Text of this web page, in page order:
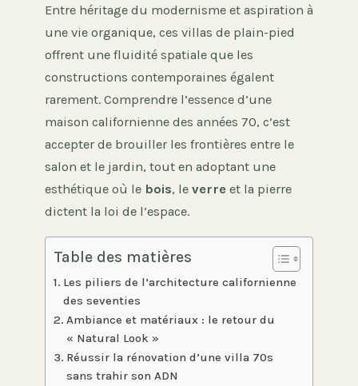
Entre héritage du modernisme et aspiration à
une vie organique, ces villas de plain-pied
offrent une fluidité spatiale que les
constructions contemporaines égalent
rarement. Comprendre l’essence d’une
maison californienne des années 70, c’est
accepter de brouiller les frontières entre le
salon et le jardin, tout en adoptant une
esthétique où le bois, le verre et la pierre
dictent la loi de l’espace.
Table des matières
Les piliers de l’architecture californienne
des seventies
Ambiance et matériaux : le retour du
« Natural Look »
Réussir la rénovation d’une villa 70s
sans trahir son ADN